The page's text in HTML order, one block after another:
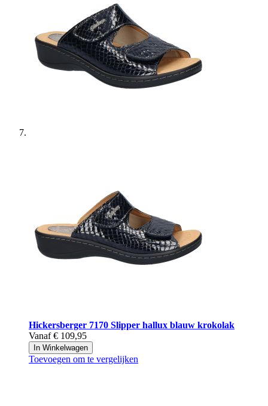
Hickersberger 7170 Slipper hallux blauw krokolak
Vanaf € 109,95
In Winkelwagen
Toevoegen om te vergelijken